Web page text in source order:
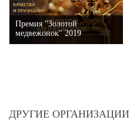
Премия "Золотой
медвежонок" 2019
ДРУГИЕ ОРГАНИЗАЦИИ